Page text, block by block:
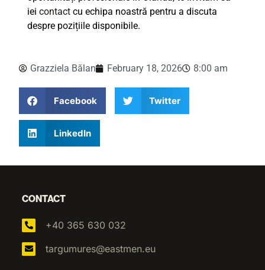
iei contact cu echipa noastră pentru a discuta
despre pozițiile disponibile.
Grazziela Bălan February 18, 2026 8:00 am
Facebook Twitter
LinkedIn
CONTACT
+40 365 630 032
targumures@eastmen.eu